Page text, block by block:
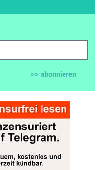
>> abonnieren